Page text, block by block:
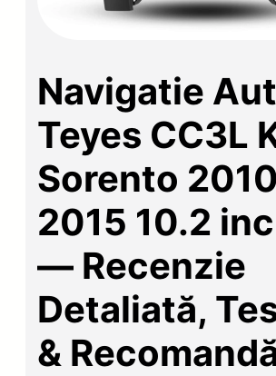
Navigatie
Teyes CC3L
Sorento
2015 10.2
— Recenzie
Detaliată,
&